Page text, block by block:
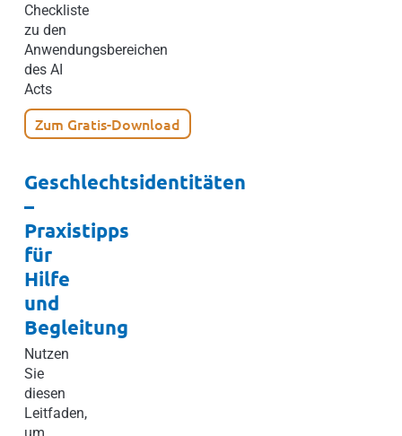
Checkliste
zu den
Anwendungsbereichen
des AI
Acts
Zum Gratis-Download
Geschlechtsidentitäten
–
Praxistipps
für
Hilfe
und
Begleitung
Nutzen
Sie
diesen
Leitfaden,